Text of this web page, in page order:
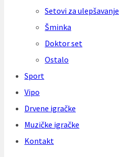
Setovi za ulepšavanje
Šminka
Doktor set
Ostalo
Sport
Vipo
Drvene igračke
Muzičke igračke
Kontakt